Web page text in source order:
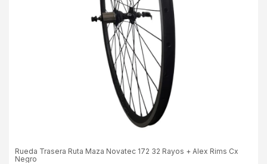
Rueda Trasera Ruta Maza Novatec 172 32 Rayos + Alex Rims Cx
Negro